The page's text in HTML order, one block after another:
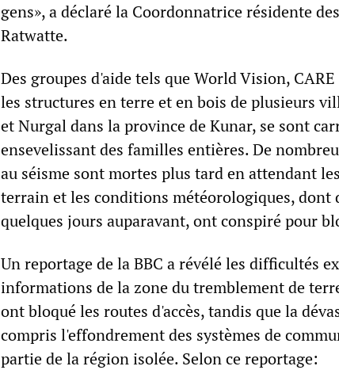
gens», a déclaré la Coordonnatrice résidente
Ratwatte.
Des groupes d'aide tels que World Vision,
les structures en terre et en bois de plusieurs
et Nurgal dans la province de Kunar, se sont
ensevelissant des familles entières. De
au séisme sont mortes plus tard en attendant
terrain et les conditions météorologiques, dont
quelques jours auparavant, ont conspiré pour
Un reportage de la BBC a révélé les difficultés
informations de la zone du tremblement de
ont bloqué les routes d'accès, tandis que la
compris l'effondrement des systèmes de
partie de la région isolée. Selon ce reportage: